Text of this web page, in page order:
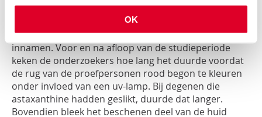
OK
vrijwilligers.3 Gedurendetien wekenslikte een aantal
elke dag een supplement met
astaxanthine, terwijl de andereneenplacebo
innamen. Voor en na afloop van de studieperiode
keken de onderzoekers hoe lang het duurde voordat
de rug van de proefpersonen rood begon te kleuren
onder invloed van een uv-lamp. Bij degenen die
astaxanthine hadden geslikt, duurde dat langer.
Bovendien bleek het beschenen deel van de huid